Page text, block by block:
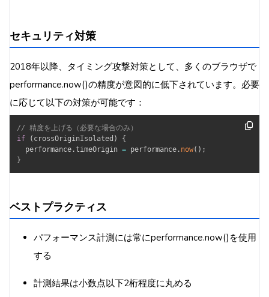
セキュリティ対策
2018年以降、タイミング攻撃対策として、多くのブラウザで
performance.now()の精度が意図的に低下されています。必要
に応じて以下の対策が可能です：
// 精度を上げる（必要な場合のみ）
if
( crossOriginIsolated )
{
  performance
.timeOrigin = performance . now( ) ;
}
ベストプラクティス
パフォーマンス計測には常にperformance.now()を使用
する
計測結果は小数点以下2桁程度に丸める